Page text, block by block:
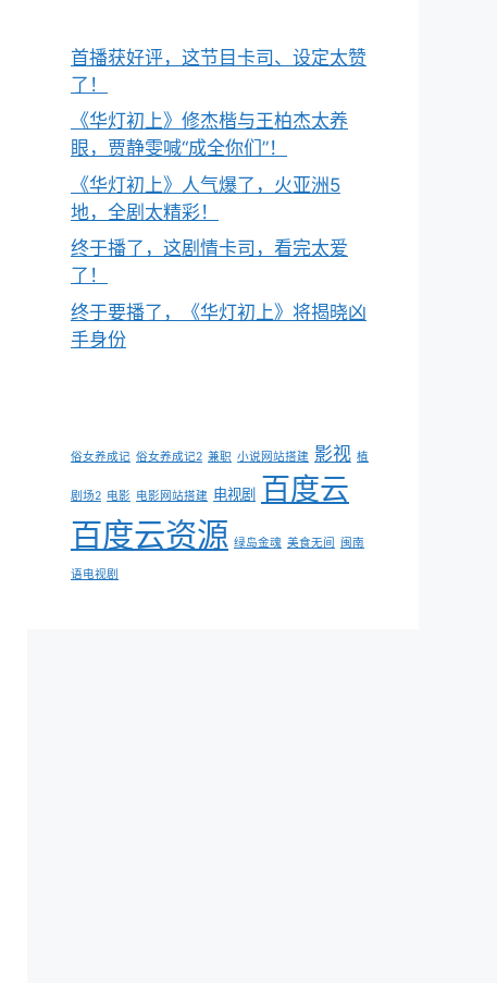
首播获好评，这节目卡司、设定太赞
了！
《华灯初上》修杰楷与王柏杰太养
眼，贾静雯喊“成全你们”！
《华灯初上》人气爆了，火亚洲5
地，全剧太精彩！
终于播了，这剧情卡司，看完太爱
了！
终于要播了，《华灯初上》将揭晓凶
手身份
俗女养成记 俗女养成记2 兼职 小说网站搭建 影视 植
剧场2 电影 电影网站搭建 电视剧 百度云
百度云资源 绿岛金魂 美食无间 闽南
语电视剧